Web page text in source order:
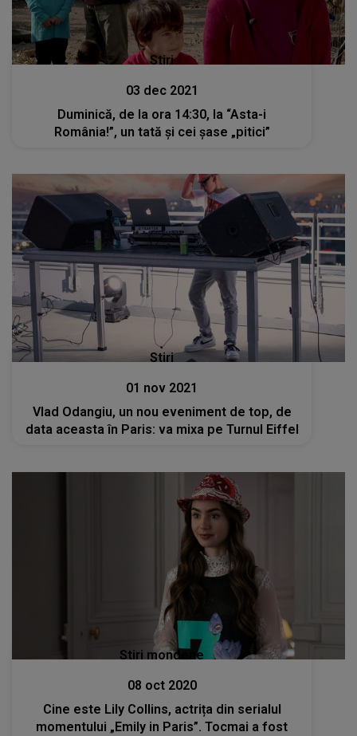
Stiri
03 dec 2021
Duminică, de la ora 14:30, la “Asta-i
România!”, un tată și cei șase „pitici”
Stiri
01 nov 2021
Vlad Odangiu, un nou eveniment de top, de
data aceasta în Paris: va mixa pe Turnul Eiffel
Stiri mondene
08 oct 2020
Cine este Lily Collins, actrița din serialul
momentului „Emily in Paris”. Tocmai a fost